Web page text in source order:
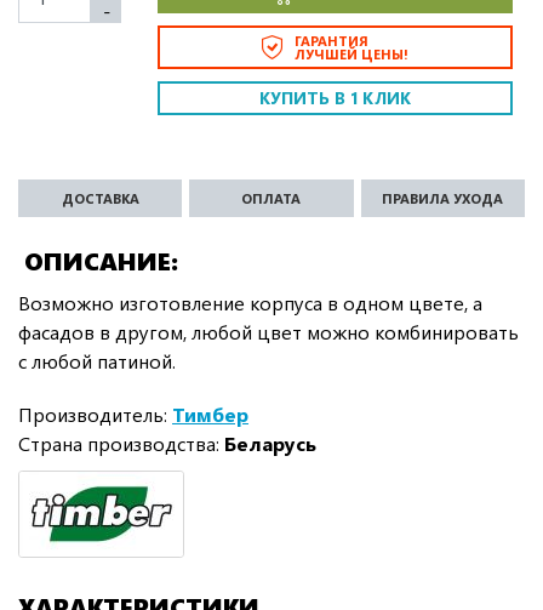
-
ГАРАНТИЯ
ЛУЧШЕЙ ЦЕНЫ!
КУПИТЬ В 1 КЛИК
ОПИСАНИЕ
ДОСТАВКА ОПЛАТА ПРАВИЛА УХОДА
Возможно изготовление корпуса в одном цвете, а
фасадов в другом, любой цвет можно комбинировать
с любой патиной.
Производитель: Тимбер
Страна производства: Беларусь